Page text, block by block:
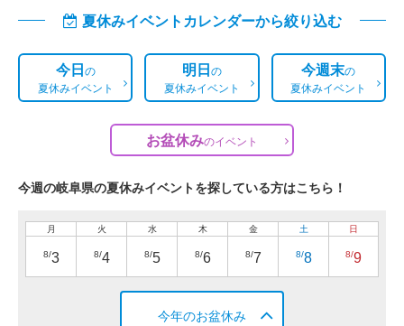
夏休みイベントカレンダーから絞り込む
今日の
夏休みイベント
明日の
夏休みイベント
今週末の
夏休みイベント
お盆休みのイベント
今週の岐阜県の夏休みイベントを探している方はこちら！
月
8/3
火
8/4
水
8/5
木
8/6
金
8/7
土
8/8
日
8/9
今年のお盆休み